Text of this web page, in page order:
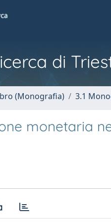
di
(Monografia) 3.1
monetaria